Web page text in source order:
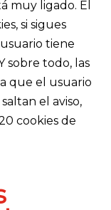
muy ligado. El
si sigues
tiene
sobre todo, las
que el usuario
el aviso,
cookies de